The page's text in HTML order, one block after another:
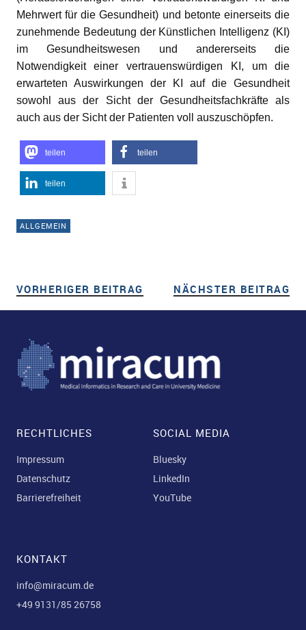
Mehrwert für die Gesundheit) und betonte einerseits die
zunehmende Bedeutung der Künstlichen Intelligenz (KI)
im Gesundheitswesen und andererseits die
Notwendigkeit einer vertrauenswürdigen KI, um die
erwarteten Auswirkungen der KI auf die Gesundheit
sowohl aus der Sicht der Gesundheitsfachkräfte als
auch aus der Sicht der Patienten voll auszuschöpfen.
teilen teilen
teilen
ALLGEMEIN
Beitragsnavigation
VORHERIGER BEITRAG VORHERIGER BEITRAG
NÄCHSTER BEITRAG
RECHTLICHES
Impressum
Datenschutz
Barrierefreiheit
SOCIAL MEDIA
Bluesky
LinkedIn
YouTube
KONTAKT
info@miracum.de
+49 9131/85 26758